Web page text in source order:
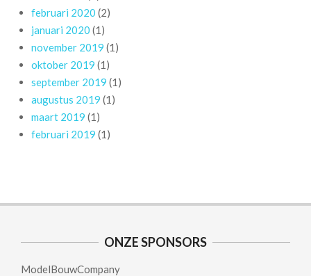
februari 2020 (2)
januari 2020 (1)
november 2019 (1)
oktober 2019 (1)
september 2019 (1)
augustus 2019 (1)
maart 2019 (1)
februari 2019 (1)
ONZE SPONSORS
ModelBouwCompany